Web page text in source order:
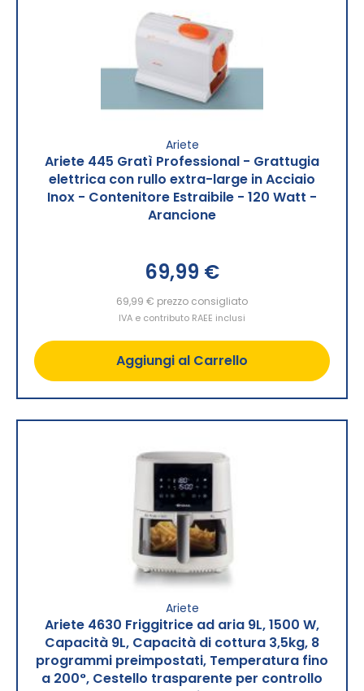
Ariete
Ariete 445 Gratì Professional - Grattugia
elettrica con rullo extra-large in Acciaio
Inox - Contenitore Estraibile - 120 Watt -
Arancione
69,99 €
69,99 € prezzo consigliato
IVA e contributo RAEE inclusi
Aggiungi al Carrello
Ariete
Ariete 4630 Friggitrice ad aria 9L, 1500 W,
Capacità 9L, Capacità di cottura 3,5kg, 8
programmi preimpostati, Temperatura fino
a 200°, Cestello trasparente per controllo